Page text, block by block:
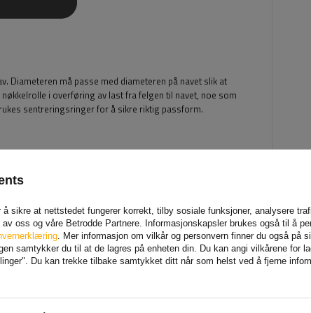
Diameteren må passe med diameteren på navet slik at
i overføring av last fra felgen til navet, noe som
sentreringsringer for å sikre riktig passform.
sikre at nettstedet fungerer korrekt, tilby sosiale funksjoner, analysere
oss og våre Betrodde Partnere. Informasjonskapsler brukes også til å
. Mer informasjon om vilkår og personvern finner du også på
samtykker du til at de lagres på enheten din. Du kan angi vilkårene for
Du kan trekke tilbake samtykket ditt når som helst ved å fjerne